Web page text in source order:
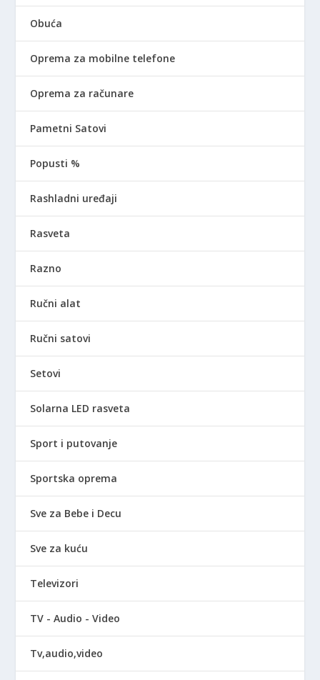
Obuća
Oprema za mobilne telefone
Oprema za računare
Pametni Satovi
Popusti %
Rashladni uređaji
Rasveta
Razno
Ručni alat
Ručni satovi
Setovi
Solarna LED rasveta
Sport i putovanje
Sportska oprema
Sve za Bebe i Decu
Sve za kuću
Televizori
TV - Audio - Video
Tv,audio,video